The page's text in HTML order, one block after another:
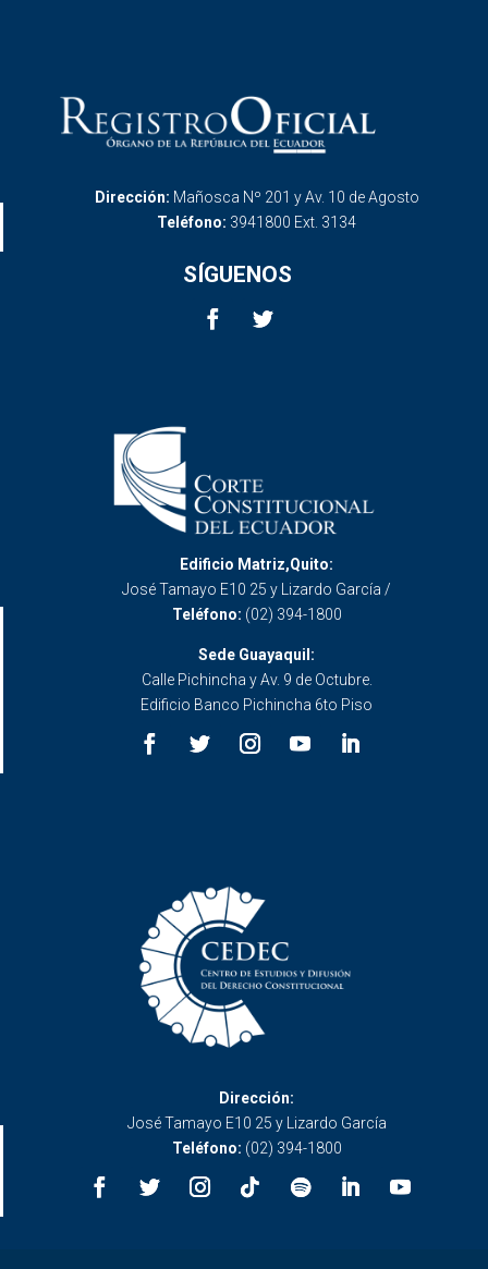
Dirección: Mañosca Nº 201 y Av. 10 de Agosto
Teléfono: 3941800 Ext. 3134
SÍGUENOS
Edificio Matriz,Quito:
José Tamayo E10 25 y Lizardo García /
Teléfono: (02) 394-1800
Sede Guayaquil:
Calle Pichincha y Av. 9 de Octubre.
Edificio Banco Pichincha 6to Piso
Dirección:
José Tamayo E10 25 y Lizardo García
Teléfono: (02) 394-1800